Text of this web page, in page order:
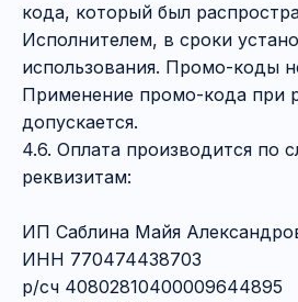
кода, который был
Исполнителем, в сроки
использования. Промо-коды
Применение промо-кода при
допускается.
4.6. Оплата производится по
реквизитам:
ИП Саблина Майя
ИНН 770474438703
р/сч 40802810400009644895